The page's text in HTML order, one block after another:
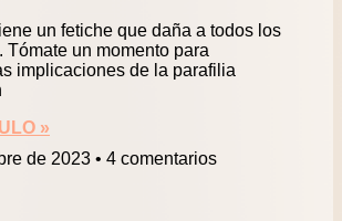
un fetiche que daña a todos los
Tómate un momento para
implicaciones de la parafilia
»
de 2023
4 comentarios